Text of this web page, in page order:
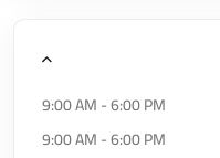
9:00 AM - 6:00 PM
9:00 AM - 6:00 PM